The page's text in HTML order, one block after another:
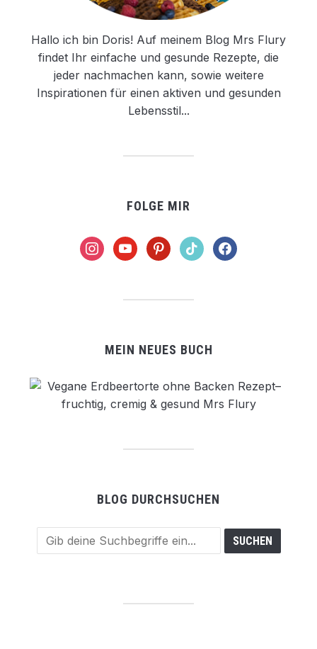
Hallo ich bin Doris! Auf meinem Blog Mrs Flury
findet Ihr einfache und gesunde Rezepte, die
jeder nachmachen kann, sowie weitere
Inspirationen für einen aktiven und gesunden
Lebensstil...
FOLGE MIR
instagramyoutubepinteresttiktok facebook
MEIN NEUES BUCH
BLOG DURCHSUCHEN